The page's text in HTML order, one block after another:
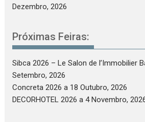
Dezembro, 2026
Próximas Feiras:
Sibca 2026 – Le Salon de l’Immobilier
Setembro, 2026
Concreta 2026 a 18 Outubro, 2026
DECORHOTEL 2026 a 4 Novembro,